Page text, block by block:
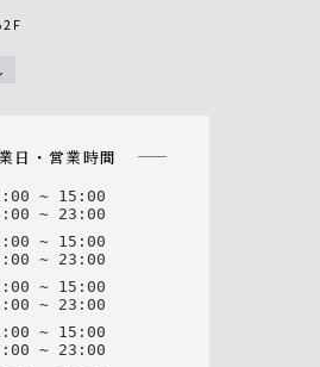
営業日・営業時間
: 00 ~ 15 : 00
: 00 ~ 23 : 00
: 00 ~ 15 : 00
: 00 ~ 23 : 00
: 00 ~ 15 : 00
: 00 ~ 23 : 00
: 00 ~ 15 : 00
: 00 ~ 23 : 00